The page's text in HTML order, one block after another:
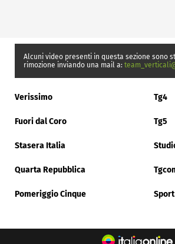
Alcuni video presenti in questa sezione sono
rimozione inviando una mail a:
Verissimo Tg4
Fuori dal Coro Tg5
Stasera Italia
Quarta Repubblica
Pomeriggio Cinque